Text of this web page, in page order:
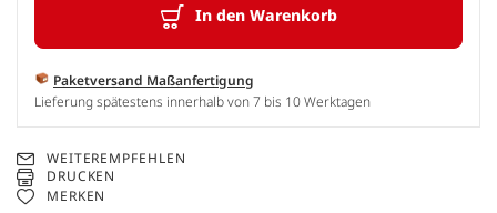
In den Warenkorb
Paketversand Maßanfertigung
Lieferung spätestens innerhalb von 7 bis 10 Werktagen
WEITEREMPFEHLEN
DRUCKEN
MERKEN